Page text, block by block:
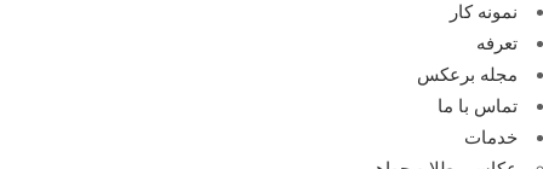
نمونه کار
تعرفه
مجله برعکس
تماس با ما
خدمات